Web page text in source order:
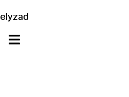
elyzad